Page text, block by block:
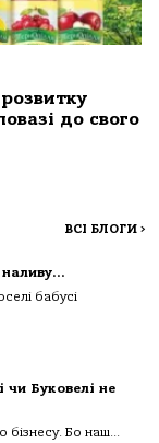
до свого
ВСІ БЛОГИ >
бабусі
чи Буковелі не
бізнесу. Бо наш...